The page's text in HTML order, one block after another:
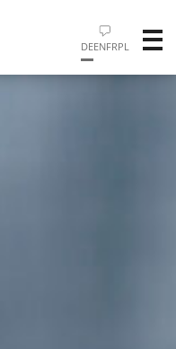
DEENFRPL